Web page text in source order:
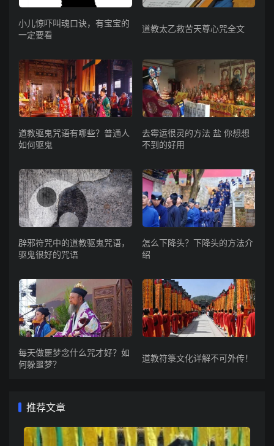
小儿惊吓叫魂口诀，有宝宝的
一定要看
道教太乙救苦天尊心咒全文
道教驱鬼咒语有哪些？普通人
如何驱鬼
去霉运很灵的方法 盐 你想想
不到的好用
辟邪符咒中的道教驱鬼咒语，
驱鬼很好的咒语
怎么下降头？下降头的方法介
绍
每天做噩梦念什么咒才好？如
何躲噩梦？
道教符箓文化详解不可外传！
推荐文章